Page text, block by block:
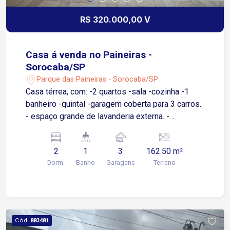
R$ 320.000,00 V
Casa á venda no Paineiras -
Sorocaba/SP
Parque das Paineiras - Sorocaba/SP
Casa térrea, com: -2 quartos -sala -cozinha -1
banheiro -quintal -garagem coberta para 3 carros.
- espaço grande de lavanderia externa. -
2
Dorm.
1
Banho
3
Garagens
162.50 m²
Terreno
Cód. 883481